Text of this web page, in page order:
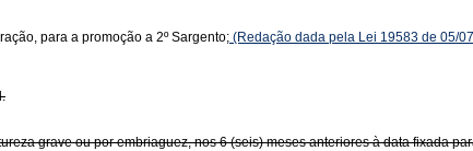
para a promoção a 2º Sargento; (Redação dada pela Lei 19583 de 05/
grave ou por embriaguez, nos 6 (seis) meses anteriores à data fixada